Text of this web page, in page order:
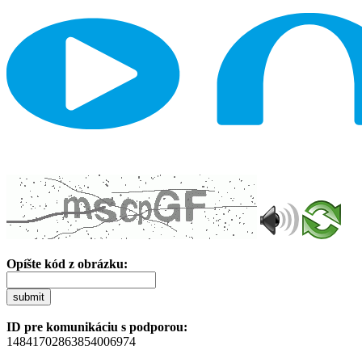
Opíšte kód z obrázku:
submit
ID pre komunikáciu s podporou:
14841702863854006974